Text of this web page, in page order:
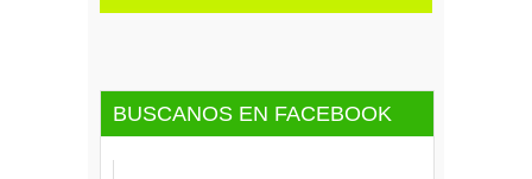
BUSCANOS EN FACEBOOK